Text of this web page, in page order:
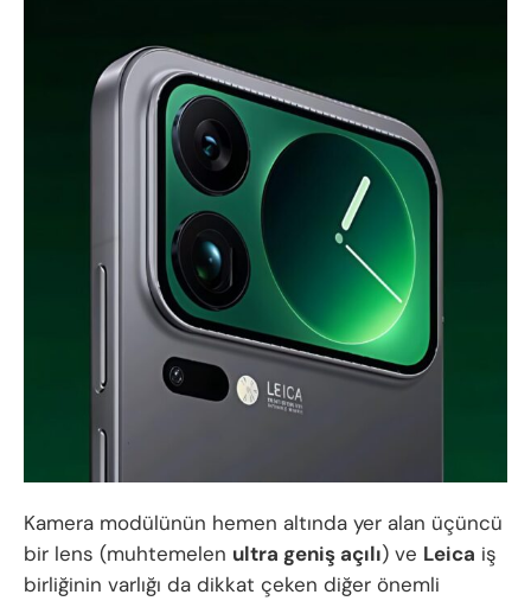
Kamera modülünün hemen altında yer alan üçüncü
bir lens (muhtemelen ultra geniş açılı) ve Leica iş
birliğinin varlığı da dikkat çeken diğer önemli